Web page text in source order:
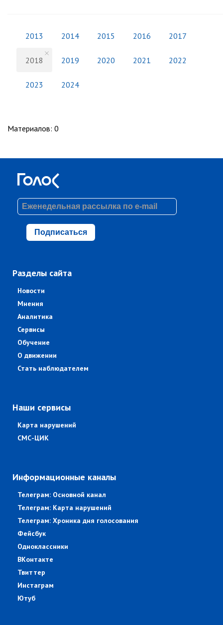
2013 2014 2015 2016 2017
2018 2019 2020 2021 2022
2023 2024
Материалов: 0
Подписаться
Разделы сайта
Новости
Мнения
Аналитика
Сервисы
Обучение
О движении
Стать наблюдателем
Наши сервисы
Карта нарушений
СМС-ЦИК
Информационные каналы
Телеграм: Основной канал
Телеграм: Карта нарушений
Телеграм: Хроника дня голосования
Фейсбук
Одноклассники
ВКонтакте
Твиттер
Инстаграм
Ютуб